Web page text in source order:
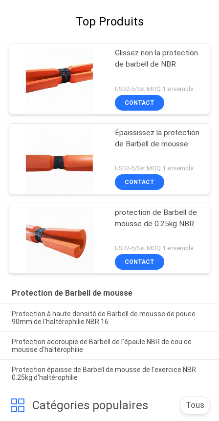
Top Produits
Glissez non la protection
de barbell de NBR
USD2-5/Set MOQ:1 ensemble
CONTACT
Épaississez la protection
de Barbell de mousse
USD2-5/Set MOQ:1 ensemble
CONTACT
protection de Barbell de
mousse de 0.25kg NBR
USD2-5/Set MOQ:1 ensemble
CONTACT
Protection de Barbell de mousse
Protection à haute densité de Barbell de mousse de pouce
90mm de l'haltérophilie NBR 16
Protection accroupie de Barbell de l'épaule NBR de cou de
mousse d'haltérophilie
Protection épaisse de Barbell de mousse de l'exercice NBR
0.25kg d'haltérophilie
Catégories populaires Tous